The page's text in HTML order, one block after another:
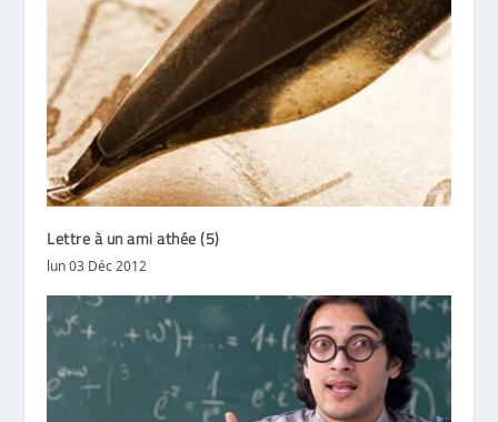
Lettre à un ami athée (5)
lun 03 Déc 2012